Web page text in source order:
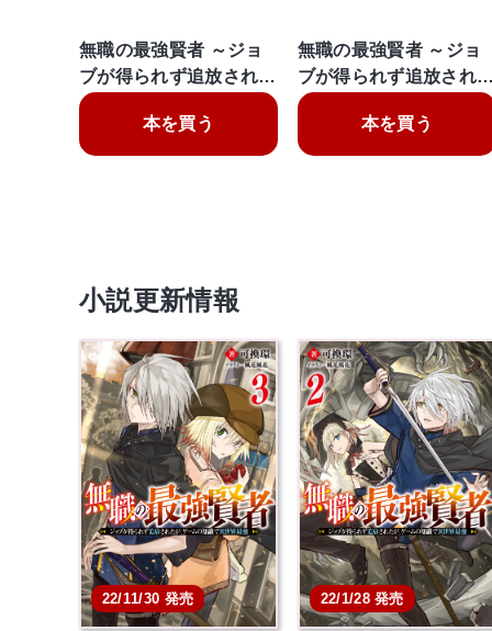
無職の最強賢者 ～ジョ
ブが得られず追放され…
本を買う
無職の最強賢者 ～ジョ
ブが得られず追放され
本を買う
小説更新情報
22/11/30 発売 22/1/28 発売